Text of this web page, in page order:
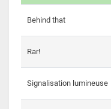
Behind that
Rar!
Signalisation lumineuse